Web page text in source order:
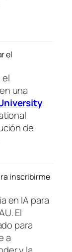
el
una
de
inscribirme
en IA para
El
para
a